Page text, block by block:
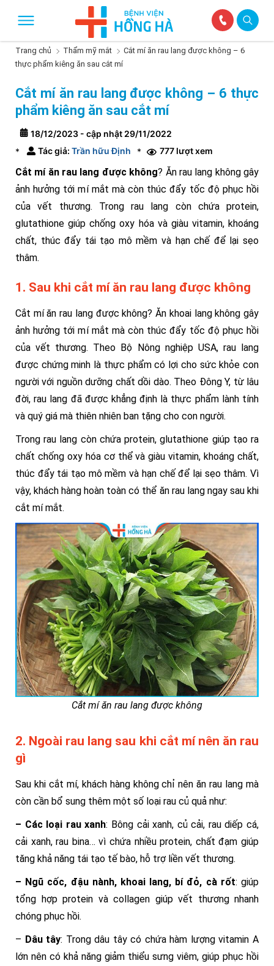
Trang chủ Thẩm mỹ mắt
Cắt mí ăn rau lang được không – 6
thực phẩm kiêng ăn sau cắt mí
Cắt mí ăn rau lang được không – 6 thực
phẩm kiêng ăn sau cắt mí
18/12/2023 - cập nhật 29/11/2022
*
Tác giả: Trần hữu Định * 777 lượt xem
Cắt mí ăn rau lang được không? Ăn rau lang không gây
ảnh hưởng tới mí mắt mà còn thúc đẩy tốc độ phục hồi
của vết thương. Trong rau lang còn chứa protein,
glutathione giúp chống oxy hóa và giàu vitamin, khoáng
chất, thúc đẩy tái tạo mô mềm và hạn chế để lại sẹo
thâm.
1. Sau khi cắt mí ăn rau lang được không
Cắt mí ăn rau lang được không? Ăn khoai lang không gây
ảnh hưởng tới mí mắt mà còn thúc đẩy tốc độ phục hồi
của vết thương. Theo Bộ Nông nghiệp USA, rau lang
được chứng minh là thực phẩm có lợi cho sức khỏe con
người với nguồn dưỡng chất dồi dào. Theo Đông Y, từ lâu
đời, rau lang đã được khẳng định là thực phẩm lành tính
và quý giá mà thiên nhiên ban tặng cho con người.
Trong rau lang còn chứa protein, glutathione giúp tạo ra
chất chống oxy hóa cơ thể và giàu vitamin, khoáng chất,
thúc đẩy tái tạo mô mềm và hạn chế để lại sẹo thâm. Vì
vậy, khách hàng hoàn toàn có thể ăn rau lang ngay sau khi
cắt mí mắt.
Cắt mí ăn rau lang được không
2. Ngoài rau lang sau khi cắt mí nên ăn rau
gì
Sau khi cắt mí, khách hàng không chỉ nên ăn rau lang mà
còn cần bổ sung thêm một số loại rau củ quả như:
– Các loại rau xanh: Bông cải xanh, củ cải, rau diếp cá,
cải xanh, rau bina… vì chứa nhiều protein, chất đạm giúp
tăng khả năng tái tạo tế bào, hỗ trợ liền vết thương.
– Ngũ cốc, đậu nành, khoai lang, bí đỏ, cà rốt: giúp
tổng hợp protein và collagen giúp vết thương nhanh
chóng phục hồi.
– Dâu tây: Trong dâu tây có chứa hàm lượng vitamin A
lớn nên có khả năng giảm thiểu sưng viêm, giúp phục hồi